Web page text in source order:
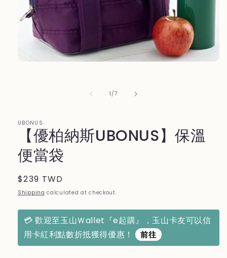
1 /of
7
UBONUS
【優柏納斯UBONUS】保溫
便當袋
Regular
price
$239 TWD
Shipping calculated at checkout.
💳 歡迎至玉山Ｗallet『e起購』，玉山卡友可以信
用卡紅利點數折抵獲得優惠！ 前往